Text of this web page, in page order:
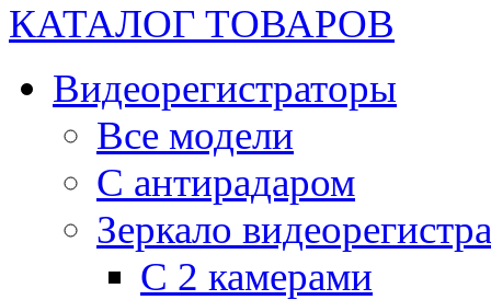
КАТАЛОГ ТОВАРОВ
Видеорегистраторы
Все модели
C антирадаром
Зеркало
С 2 камерами